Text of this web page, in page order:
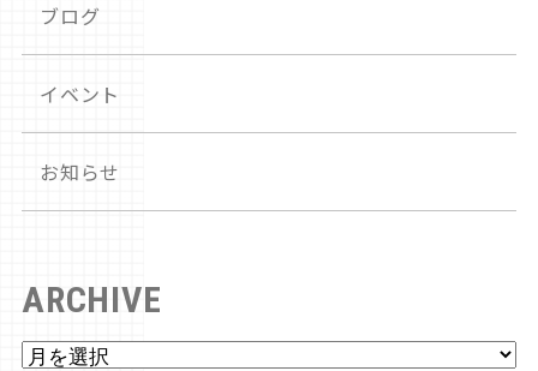
ブログ
イベント
お知らせ
ARCHIVE